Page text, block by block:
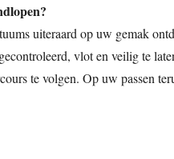
uiteraard op uw gemak
vlot en veilig te
te volgen. Op uw passen